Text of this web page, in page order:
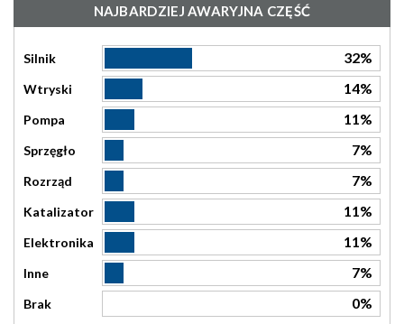
NAJBARDZIEJ AWARYJNA CZĘŚĆ
Silnik 32%
Wtryski 14%
Pompa 11%
Sprzęgło 7%
Rozrząd 7%
Katalizator 11%
Elektronika 11%
Inne 7%
Brak 0%